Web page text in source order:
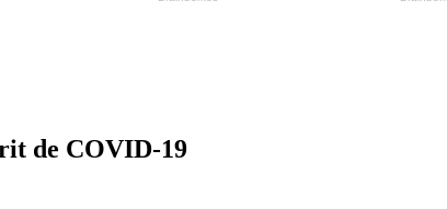
de COVID-19